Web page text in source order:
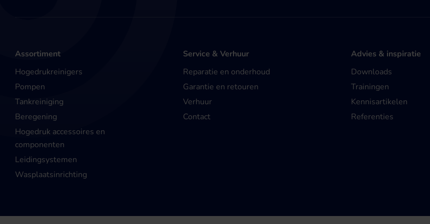
Assortiment
Hogedrukreinigers
Pompen
Tankreiniging
Beregening
Hogedruk accessoires en
componenten
Leidingsystemen
Wasplaatsinrichting
Service & Verhuur
Reparatie en onderhoud
Garantie en retouren
Verhuur
Contact
Advies & inspiratie
Downloads
Trainingen
Kennisartikelen
Referenties